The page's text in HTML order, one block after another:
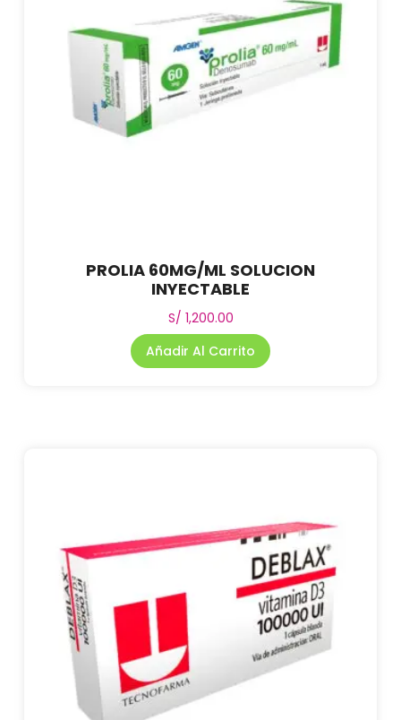
PROLIA 60MG/ML SOLUCION
INYECTABLE
S/ 1,200.00
Añadir Al Carrito